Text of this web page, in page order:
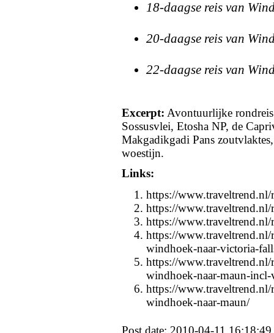
18-daagse reis van
20-daagse reis van
22-daagse reis van
Excerpt: Avontuurlijke
Sossusvlei, Etosha NP, de
Makgadikgadi Pans
woestijn.
Links:
https://www.traveltrend.nl/
https://www.traveltrend.nl/
https://www.traveltrend.nl/
https://www.traveltrend.nl/
windhoek-naar-victoria-
https://www.traveltrend.nl/
windhoek-naar-maun-
https://www.traveltrend.nl/
windhoek-naar-maun/
Post date: 2010-04-11 16:18:49